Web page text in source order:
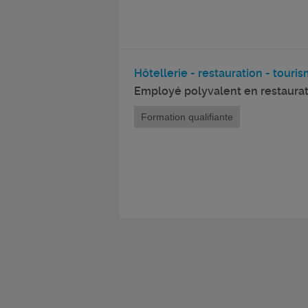
Hôtellerie - restauration -
Employé polyvalent en
Formation qualifiante